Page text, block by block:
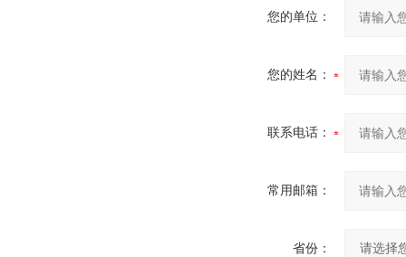
您的单位：
您的姓名：
联系电话：
常用邮箱：
省份：